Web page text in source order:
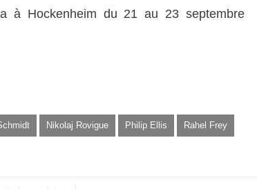
à Hockenheim du 21 au 23 septembre
Nikolaj Rovigue Philip Ellis Rahel Frey